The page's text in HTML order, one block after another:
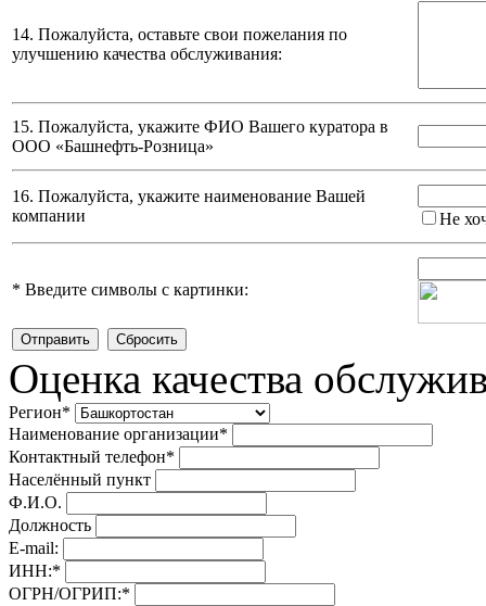
14. Пожалуйста, оставьте свои пожелания по
улучшению качества обслуживания:
15. Пожалуйста, укажите ФИО Вашего куратора в
ООО «Башнефть-Розница»
16. Пожалуйста, укажите наименование Вашей
компании
Не
* Введите символы с картинки:
Оценка качества
Регион*
Наименование организации*
Контактный телефон*
Населённый пункт
Ф.И.О.
Должность
E-mail:
ИНН:*
ОГРН/ОГРИП:*